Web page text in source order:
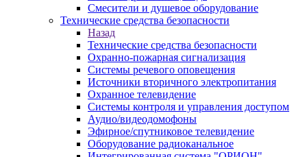
Смесители и душевое оборудование
Технические средства безопасности
Назад
Технические средства безопасности
Охранно-пожарная сигнализация
Системы речевого оповещения
Источники вторичного электропитания
Охранное телевидение
Системы контроля и управления доступом
Аудио/видеодомофоны
Эфирное/спутниковое телевидение
Оборудование радиоканальное